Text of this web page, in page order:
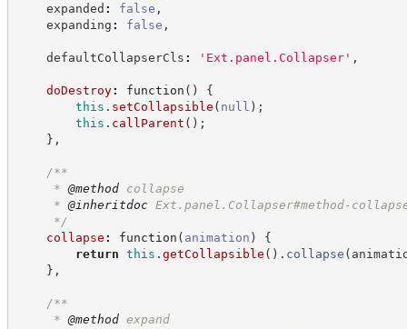
expanded : false ,
expanding : false ,
defaultCollapserCls : ' Ext.panel.Collapser' ,
doDestroy: function ( )
{
this . setCollapsible ( null ) ;
this . callParent ( ) ;
} ,
/**
* @method collapse
* @inheritdoc Ext.panel.Collapser#method-
*/
collapse : function ( animation )
{
return this . getCollapsible ( ) . collapse (
} ,
/**
* @method expand